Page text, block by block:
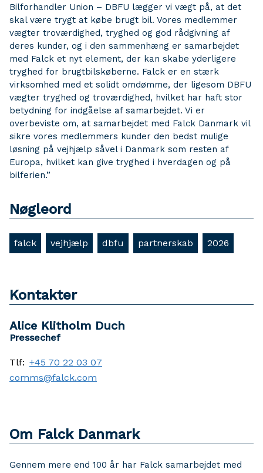
Bilforhandler Union – DBFU lægger vi vægt på, at det
skal være trygt at købe brugt bil. Vores medlemmer
vægter troværdighed, tryghed og god rådgivning af
deres kunder, og i den sammenhæng er samarbejdet
med Falck et nyt element, der kan skabe yderligere
tryghed for brugtbilskøberne. Falck er en stærk
virksomhed med et solidt omdømme, der ligesom DBFU
vægter tryghed og troværdighed, hvilket har haft stor
betydning for indgåelse af samarbejdet. Vi er
overbeviste om, at samarbejdet med Falck Danmark vil
sikre vores medlemmers kunder den bedst mulige
løsning på vejhjælp såvel i Danmark som resten af
Europa, hvilket kan give tryghed i hverdagen og på
bilferien.”
Nøgleord
falck vejhjælp dbfu partnerskab 2026
Kontakter
Alice Klitholm Duch
Pressechef
Tlf: +45 70 22 03 07
comms@falck.com
Om Falck Danmark
Gennem mere end 100 år har Falck samarbejdet med